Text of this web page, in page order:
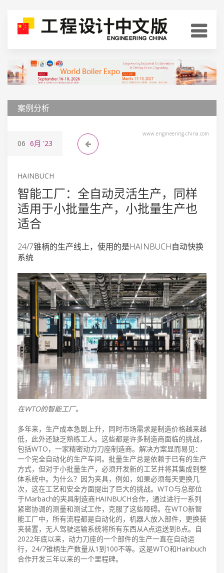
案例分析
www.engineering-china.com
06 6月 '23
HAINBUCH
智能工厂：全自动灵活生产，同样
适用于小批量生产，小批量生产也
适合
24/7锥柄的生产线上，使用的是HAINBUCH自动快换
系统
在WTO的智能工厂。
多年来，生产成本急剧上升，同时市场需求是制造价格越来越
低，此外还缺乏熟练工人。这些都是许多制造商面临的挑战，
包括WTO，一家精密动力刀座制造商。解决方案显而易见：
一个完全自动化的生产车间。批量生产总是依赖于已有的生产
方式，但对于小批量生产，必须开发新的工艺并将其集成到整
体系统中。为什么？因为夹具，例如，如果必须每天更换几
次，这在工艺和安全方面提出了巨大的挑战。WTO与总部位
于Marbach的夹具制造商HAINBUCH合作，通过进行一系列
紧密协调的测量和测试工作，克服了这些障碍。在WTO新智
能工厂中，所有流程都是自动化的，机器人放入部件，更换装
夹装置，无人驾驶运输系统将所有东西从A点运送到B点。自
2022年底以来，动力刀座的一个部件的生产一直在自动运
行，24/7锥柄生产数量从1到100不等。这是WTO和Hainbuch
合作开发三年以来的一个里程碑。